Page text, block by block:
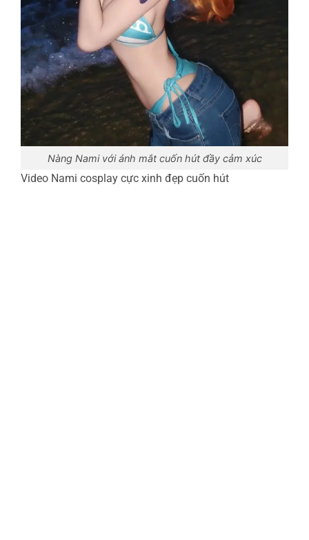
Nàng Nami với ánh mắt cuốn hút đầy cảm xúc
Video Nami cosplay cực xinh đẹp cuốn hút